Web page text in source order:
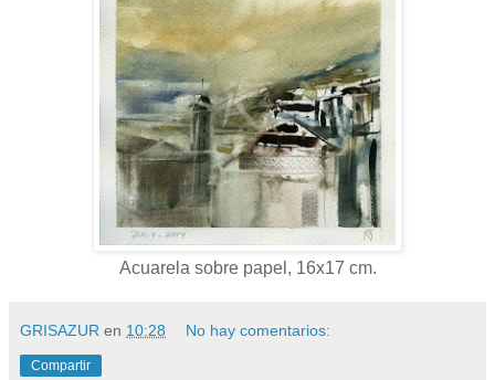
Acuarela sobre papel, 16x17 cm.
GRISAZUR en 10:28 No hay comentarios:
Compartir